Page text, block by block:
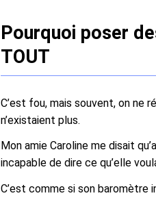
Pourquoi poser
TOUT
C’est fou, mais souvent, on ne
n’existaient plus.
Mon amie Caroline me disait
incapable de dire ce qu’elle
C’est comme si son baromètre